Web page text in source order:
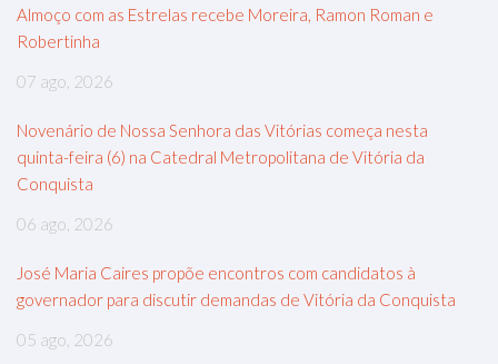
Almoço com as Estrelas recebe Moreira, Ramon Roman e
Robertinha
07 ago, 2026
Novenário de Nossa Senhora das Vitórias começa nesta
quinta-feira (6) na Catedral Metropolitana de Vitória da
Conquista
06 ago, 2026
José Maria Caires propõe encontros com candidatos à
governador para discutir demandas de Vitória da Conquista
05 ago, 2026